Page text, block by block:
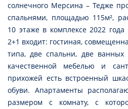
солнечного Мерсина – Тедже
спальнями, площадью 115м²,
10 этаже в комплексе 2022
2+1 входит: гостиная,
типа, две спальни, две ванных
качественной мебелью и
прихожей есть встроенный
обуви. Апартаменты
размером с комнату, с